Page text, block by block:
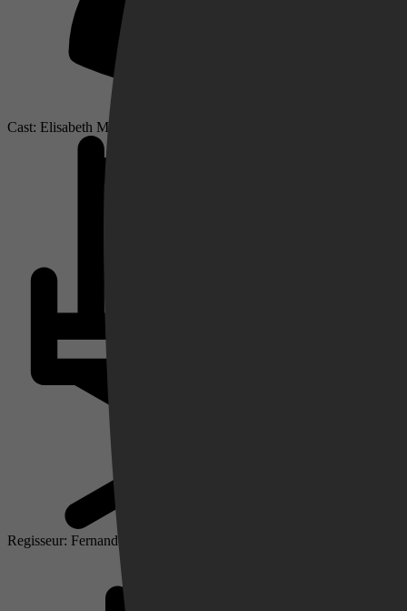
Cast: Elisabeth Martínez, Anna Castillo, Paco León
Regisseur: Fernando González Molina